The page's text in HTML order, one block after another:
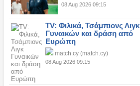
08 Aug 2026 09:15
TV: Φιλικά, Τσάμπιονς Λιγκ
Γυναικών και δράση από
Ευρώπη
match.cy (match.cy)
08 Aug 2026 09:15